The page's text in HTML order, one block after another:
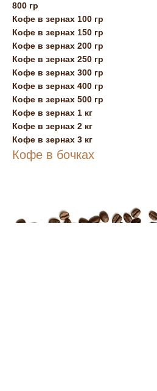
800 гр
Кофе в зернах 100 гр
Кофе в зернах 150 гр
Кофе в зернах 200 гр
Кофе в зернах 250 гр
Кофе в зернах 300 гр
Кофе в зернах 400 гр
Кофе в зернах 500 гр
Кофе в зернах 1 кг
Кофе в зернах 2 кг
Кофе в зернах 3 кг
Кофе в бочках